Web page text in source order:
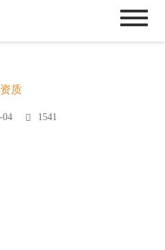
资质
04 1541